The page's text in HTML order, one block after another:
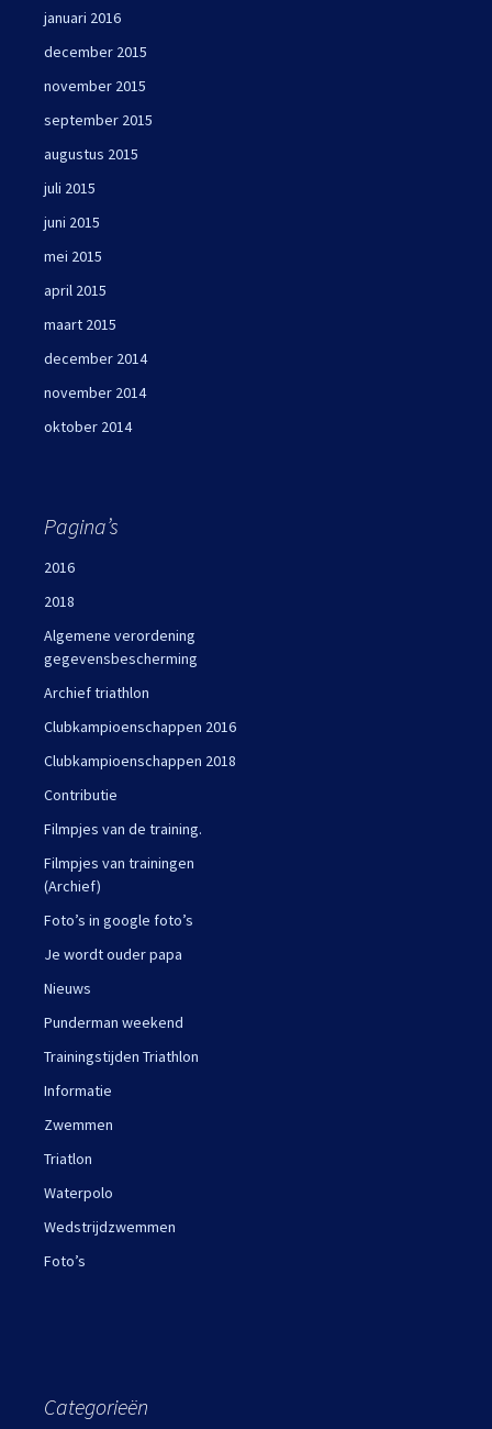
januari 2016
december 2015
november 2015
september 2015
augustus 2015
juli 2015
juni 2015
mei 2015
april 2015
maart 2015
december 2014
november 2014
oktober 2014
Pagina’s
2016
2018
Algemene verordening
gegevensbescherming
Archief triathlon
Clubkampioenschappen 2016
Clubkampioenschappen 2018
Contributie
Filmpjes van de training.
Filmpjes van trainingen
(Archief)
Foto’s in google foto’s
Je wordt ouder papa
Nieuws
Punderman weekend
Trainingstijden Triathlon
Informatie
Zwemmen
Triatlon
Waterpolo
Wedstrijdzwemmen
Foto’s
Categorieën